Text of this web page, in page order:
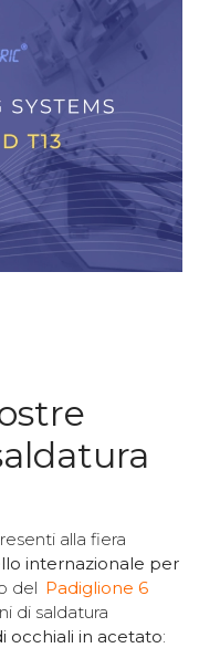
alla fiera
internazionale per
del Padiglione 6
di saldatura
occhiali in acetato: